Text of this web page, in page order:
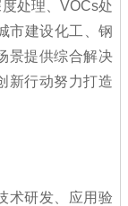
处理、VOCs处
市建设化工、钢
景提供综合解决
新行动努力打造
术研发、应用验